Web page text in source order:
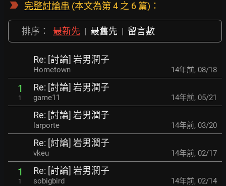
完整討論串 (本文為第 4 之 6 篇)：
排序： 最新先 | 最舊先 | 留言數
Re: [討論] 岩男潤子
Hometown 14年前, 08/18
1
1
Re: [討論] 岩男潤子
game11 14年前, 05/21
Re: [討論] 岩男潤子
larporte 14年前, 03/20
Re: [討論] 岩男潤子
vkeu 14年前, 02/17
1
1
Re: [討論] 岩男潤子
sobigbird 14年前, 02/14